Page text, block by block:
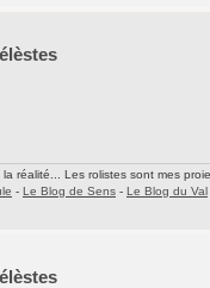
réalité... Les rolistes sont mes
- Le Blog de Sens - Le Blog du Val